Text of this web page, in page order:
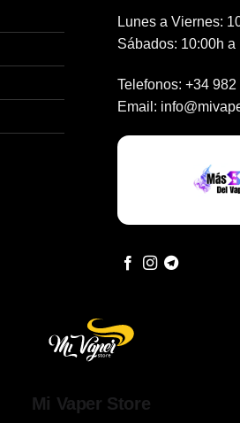
Lunes a Viernes:
Sábados: 10:00h a
Telefonos: +34 982
Email:
Mi Vaper Store